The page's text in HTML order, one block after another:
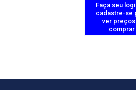
Faça seu
cadastre-se
ver preços
comprar